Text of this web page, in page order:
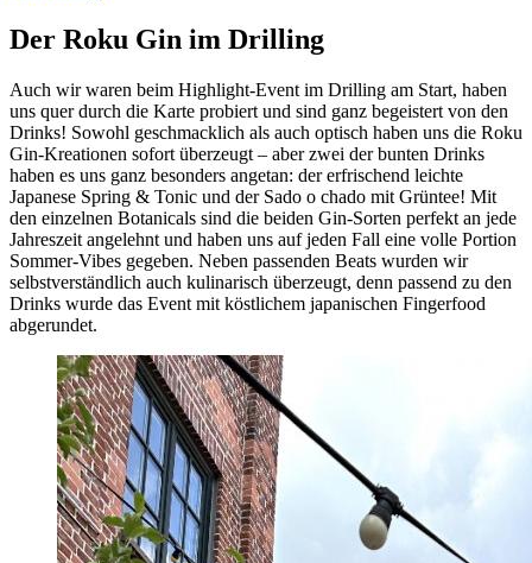
Der Roku Gin im Drilling
Auch wir waren beim Highlight-Event im Drilling am Start, haben
uns quer durch die Karte probiert und sind ganz begeistert von den
Drinks! Sowohl geschmacklich als auch optisch haben uns die Roku
Gin-Kreationen sofort überzeugt – aber zwei der bunten Drinks
haben es uns ganz besonders angetan: der erfrischend leichte
Japanese Spring & Tonic und der Sado o chado mit Grüntee! Mit
den einzelnen Botanicals sind die beiden Gin-Sorten perfekt an jede
Jahreszeit angelehnt und haben uns auf jeden Fall eine volle Portion
Sommer-Vibes gegeben. Neben passenden Beats wurden wir
selbstverständlich auch kulinarisch überzeugt, denn passend zu den
Drinks wurde das Event mit köstlichem japanischen Fingerfood
abgerundet.